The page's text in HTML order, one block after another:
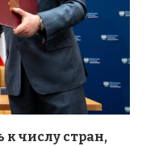
числу стран,